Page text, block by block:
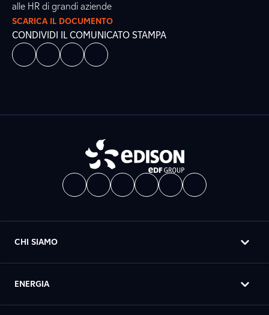
alle HR di grandi aziende
SCARICA IL DOCUMENTO
CONDIVIDI IL COMUNICATO STAMPA
CHI SIAMO
ENERGIA